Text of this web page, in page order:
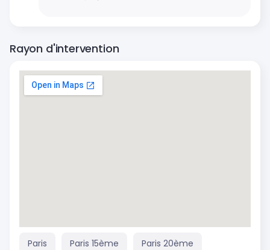
Rayon d'intervention
Paris Paris 15ème Paris 20ème